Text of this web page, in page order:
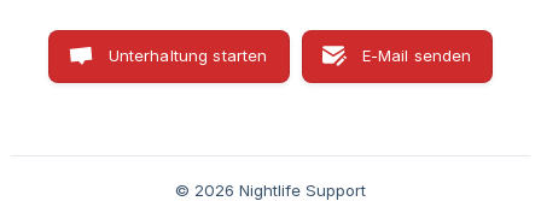
Unterhaltung starten E-Mail senden
© 2026 Nightlife Support